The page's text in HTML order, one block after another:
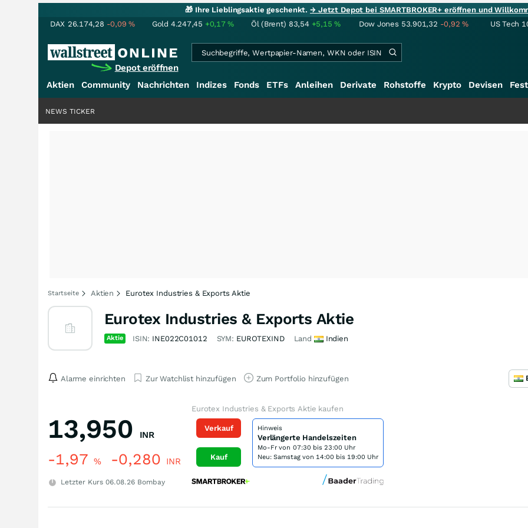
🎁 Ihre Lieblingsaktie geschenkt.→ Jetzt Depot bei SMARTBROKER+ eröffnen und
DAX 26.174,28 -0,09% Gold 4.247,45 +0,17% Öl (Brent) 83,54 +5,15% Dow Jones 53.901,32 -0,92% US Tech
Depot eröffnen
Aktien Community Nachrichten Indizes Fonds ETFs Anleihen Derivate Rohstoffe Krypto Devisen
NEWS TICKER
Startseite Aktien Eurotex Industries & Exports Aktie
Eurotex Industries & Exports Aktie
Aktie ISIN: INE022C01012 SYM: EUROTEXIND Land Indien
Alarme einrichten Zur Watchlist hinzufügen Zum Portfolio hinzufügen
13,950 INR
-1,97 % -0,280 INR
Letzter Kurs 06.08.26 Bombay
Eurotex Industries & Exports Aktie kaufen
Verkauf
Kauf
Hinweis
Verlängerte Handelszeiten
Mo-Fr von 07:30 bis 23:00 Uhr
Neu: Samstag von 14:00 bis 19:00 Uhr